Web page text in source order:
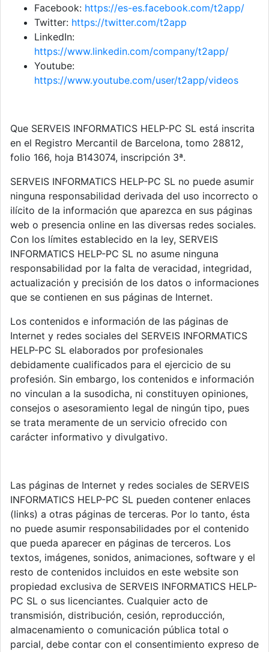
Facebook: https://es-es.facebook.com/t2app/
Twitter: https://twitter.com/t2app
LinkedIn:
https://www.linkedin.com/company/t2app/
Youtube:
https://www.youtube.com/user/t2app/videos
Que SERVEIS INFORMATICS HELP-PC SL está inscrita
en el Registro Mercantil de Barcelona, tomo 28812,
folio 166, hoja B143074, inscripción 3ª.
SERVEIS INFORMATICS HELP-PC SL no puede asumir
ninguna responsabilidad derivada del uso incorrecto o
ilícito de la información que aparezca en sus páginas
web o presencia online en las diversas redes sociales.
Con los límites establecido en la ley, SERVEIS
INFORMATICS HELP-PC SL no asume ninguna
responsabilidad por la falta de veracidad, integridad,
actualización y precisión de los datos o informaciones
que se contienen en sus páginas de Internet.
Los contenidos e información de las páginas de
Internet y redes sociales del SERVEIS INFORMATICS
HELP-PC SL elaborados por profesionales
debidamente cualificados para el ejercicio de su
profesión. Sin embargo, los contenidos e información
no vinculan a la susodicha, ni constituyen opiniones,
consejos o asesoramiento legal de ningún tipo, pues
se trata meramente de un servicio ofrecido con
carácter informativo y divulgativo.
Las páginas de Internet y redes sociales de SERVEIS
INFORMATICS HELP-PC SL pueden contener enlaces
(links) a otras páginas de terceras. Por lo tanto, ésta
no puede asumir responsabilidades por el contenido
que pueda aparecer en páginas de terceros. Los
textos, imágenes, sonidos, animaciones, software y el
resto de contenidos incluidos en este website son
propiedad exclusiva de SERVEIS INFORMATICS HELP-
PC SL o sus licenciantes. Cualquier acto de
transmisión, distribución, cesión, reproducción,
almacenamiento o comunicación pública total o
parcial, debe contar con el consentimiento expreso de